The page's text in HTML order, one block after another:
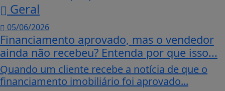
Geral
05/06/2026
Financiamento aprovado, mas o vendedor
ainda não recebeu? Entenda por que isso...
Quando um cliente recebe a notícia de que o
financiamento imobiliário foi aprovado...